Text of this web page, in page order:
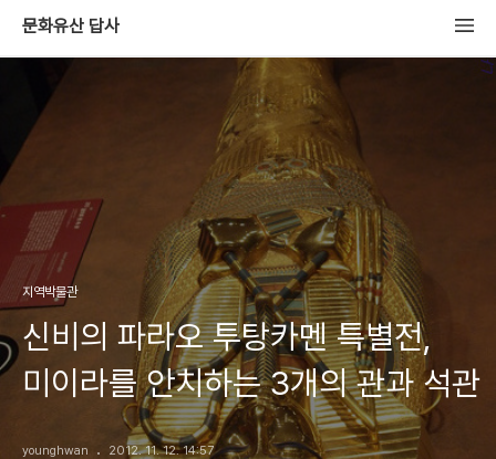
문화유산 답사
지역박물관
신비의 파라오 투탕카멘 특별전,
미이라를 안치하는 3개의 관과 석관
younghwan 2012. 11. 12. 14:57